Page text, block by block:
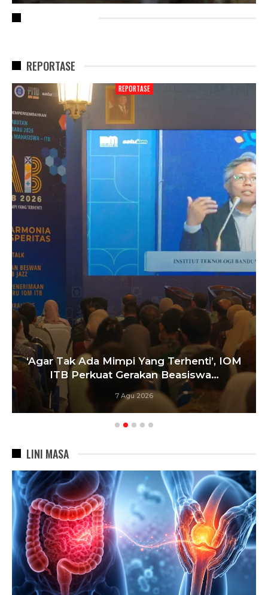
REPORTASE
REPORTASE
‘Agar Tak Ada Mimpi Yang Terhenti’, IOM
ITB Perkuat Gerakan Beasiswa…
7 Agu 2026
LINI MASA